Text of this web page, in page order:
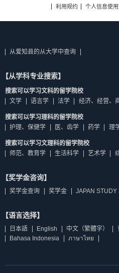
利用规约
个人信息使
从爱知县的从大学中查询
【从学科专业搜索】
搜索可以学习文科的留学院校
文学
语言学 法学 经济、经营、
搜索可以学习理科的留学院校
护理、保健学
医、齿学 药学 理
搜索可以学习文理科的留学院校
师范、教育学
生活科学 艺术学
【奖学金咨询】
奖学金查询 奖学金 JAPAN
【语言选择】
日本語 English 中文（繁體字）
Bahasa Indonesia
ภาษาไทย